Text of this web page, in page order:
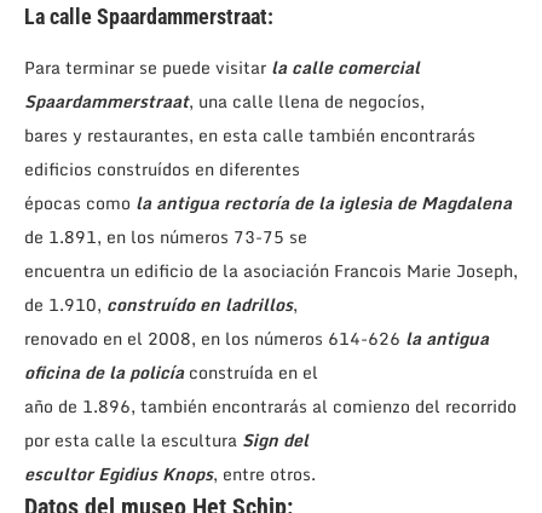
La calle Spaardammerstraat:
Para terminar se puede visitar la calle comercial
Spaardammerstraat, una calle llena de negocíos,
bares y restaurantes, en esta calle también encontrarás
edificios construídos en diferentes
épocas como la antigua rectoría de la iglesia de Magdalena
de 1.891, en los números 73-75 se
encuentra un edificio de la asociación Francois Marie Joseph,
de 1.910, construído en ladrillos,
renovado en el 2008, en los números 614-626 la antigua
oficina de la policíaconstruída en el
año de 1.896, también encontrarás al comienzo del recorrido
por esta calle la escultura Sign del
escultor Egidius Knops, entre otros.
Datos del museo Het Schip: